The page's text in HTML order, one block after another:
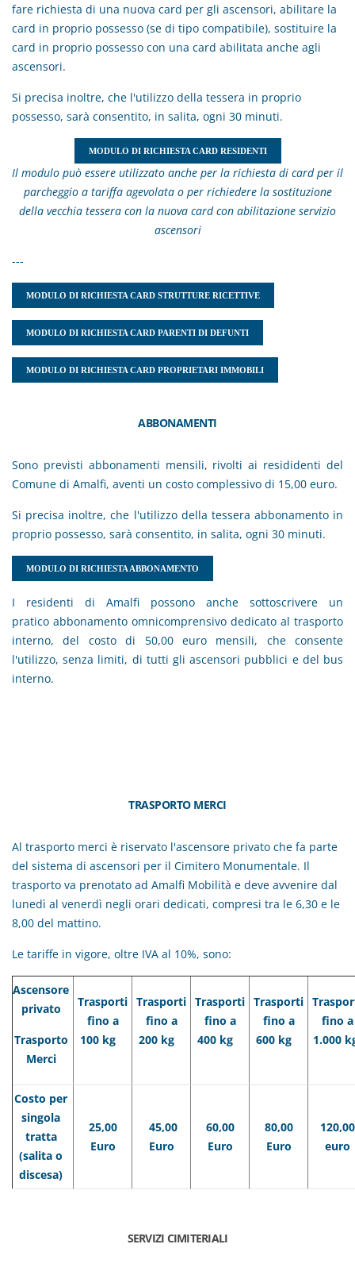
fare richiesta di una nuova card per gli ascensori, abilitare la
card in proprio possesso (se di tipo compatibile), sostituire la
card in proprio possesso con una card abilitata anche agli
ascensori.
Si precisa inoltre, che l'utilizzo della tessera in proprio
possesso, sarà consentito, in salita, ogni 30 minuti.
MODULO DI RICHIESTA CARD RESIDENTI
Il modulo può essere utilizzato anche per la richiesta di card per il
parcheggio a tariffa agevolata o per richiedere la sostituzione
della vecchia tessera con la nuova card con abilitazione servizio
ascensori
---
MODULO DI RICHIESTA CARD STRUTTURE RICETTIVE
MODULO DI RICHIESTA CARD PARENTI DI DEFUNTI
MODULO DI RICHIESTA CARD PROPRIETARI IMMOBILI
ABBONAMENTI
Sono previsti abbonamenti mensili, rivolti ai resididenti del
Comune di Amalfi, aventi un costo complessivo di 15,00 euro.
Si precisa inoltre, che l'utilizzo della tessera abbonamento in
proprio possesso, sarà consentito, in salita, ogni 30 minuti.
MODULO DI RICHIESTA ABBONAMENTO
I residenti di Amalfi possono anche sottoscrivere un
pratico abbonamento omnicomprensivo dedicato al trasporto
interno, del costo di 50,00 euro mensili, che consente
l'utilizzo, senza limiti, di tutti gli ascensori pubblici e del bus
interno.
TRASPORTO MERCI
Al trasporto merci è riservato l'ascensore privato che fa parte
del sistema di ascensori per il Cimitero Monumentale. Il
trasporto va prenotato ad Amalfi Mobilità e deve avvenire dal
lunedì al venerdì negli orari dedicati, compresi tra le 6,30 e le
8,00 del mattino.
Le tariffe in vigore, oltre IVA al 10%, sono:
Ascensore
privato
Trasporto
Merci
Trasporti
fino a
100 kg
Trasporti
fino a
200 kg
Trasporti
fino a
400 kg
Trasporti
fino a
600 kg
fino a
1.000
Costo per
singola
tratta
(salita o
discesa)
25,00
Euro
45,00
Euro
60,00
Euro
80,00
Euro
120,00
euro
SERVIZI CIMITERIALI